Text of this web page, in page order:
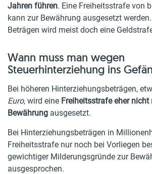
Jahren führen. Eine Freiheitsstrafe von
kann zur Bewährung ausgesetzt
Beträgen wird meist doch eine
Wann muss man wegen
Steuerhinterziehung ins
Bei höheren Hinterziehungsbeträgen,
Euro, wird eine Freiheitsstrafe eher nicht
Bewährung ausgesetzt.
Bei Hinterziehungsbeträgen in
Freiheitsstrafe nur noch bei Vorliegen
gewichtiger Milderungsgründe zur
ausgesprochen.